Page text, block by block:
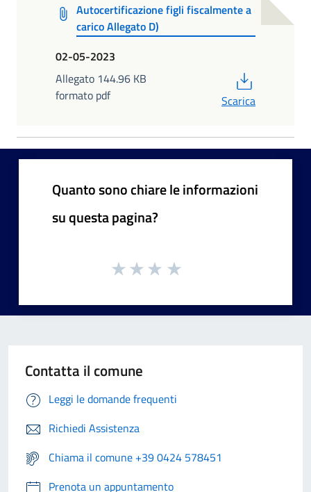
Autocertificazione figli fiscalmente a
carico Allegato D)
02-05-2023
Allegato 144.96 KB
formato pdf
Scarica
Quanto sono chiare le informazioni
su questa pagina?
Contatta il comune
Leggi le domande frequenti
Richiedi Assistenza
Chiama il comune +39 0424 578451
Prenota un appuntamento